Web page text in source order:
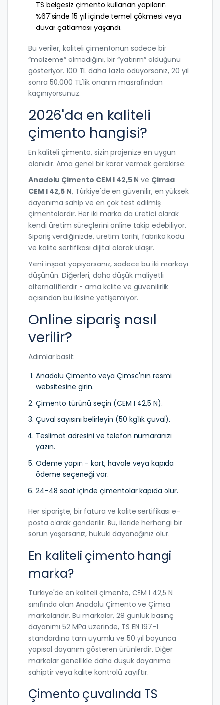
TS belgesiz çimento kullanan yapıların
%67'sinde 15 yıl içinde temel çökmesi veya
duvar çatlaması yaşandı.
Bu veriler, kaliteli çimentonun sadece bir
“malzeme” olmadığını, bir “yatırım” olduğunu
gösteriyor. 100 TL daha fazla ödüyorsanız, 20 yıl
sonra 50.000 TL'lik onarım masrafından
kaçınıyorsunuz.
2026'da en kaliteli
çimento hangisi?
En kaliteli çimento, sizin projenize en uygun
olanıdır. Ama genel bir karar vermek gerekirse:
Anadolu Çimento CEM I 42,5 N ve Çimsa
CEM I 42,5 N, Türkiye'de en güvenilir, en yüksek
dayanıma sahip ve en çok test edilmiş
çimentolardır. Her iki marka da üretici olarak
kendi üretim süreçlerini online takip edebiliyor.
Sipariş verdiğinizde, üretim tarihi, fabrika kodu
ve kalite sertifikası dijital olarak ulaşır.
Yeni inşaat yapıyorsanız, sadece bu iki markayı
düşünün. Diğerleri, daha düşük maliyetli
alternatiflerdir - ama kalite ve güvenilirlik
açısından bu ikisine yetişemiyor.
Online sipariş nasıl
verilir?
Adımlar basit:
Anadolu Çimento veya Çimsa'nın resmi
websitesine girin.
Çimento türünü seçin (CEM I 42,5 N).
Çuval sayısını belirleyin (50 kg'lık çuval).
Teslimat adresini ve telefon numaranızı
yazın.
Ödeme yapın - kart, havale veya kapıda
ödeme seçeneği var.
24-48 saat içinde çimentolar kapıda olur.
Her siparişte, bir fatura ve kalite sertifikası e-
posta olarak gönderilir. Bu, ileride herhangi bir
sorun yaşarsanız, hukuki dayanağınız olur.
En kaliteli çimento hangi
marka?
Türkiye'de en kaliteli çimento, CEM I 42,5 N
sınıfında olan Anadolu Çimento ve Çimsa
markalarıdır. Bu markalar, 28 günlük basınç
dayanımı 52 MPa üzerinde, TS EN 197-1
standardına tam uyumlu ve 50 yıl boyunca
yapısal dayanım gösteren ürünlerdir. Diğer
markalar genellikle daha düşük dayanıma
sahiptir veya kalite kontrolü zayıftır.
Çimento çuvalında TS